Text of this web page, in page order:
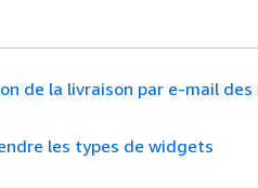
de la livraison par e-mail
les types de widgets